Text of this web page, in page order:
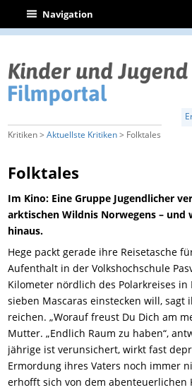
| Navigation
Kritiken >Aktuellste Kritiken> Folktales
Folktales
Im Kino: Eine Gruppe Jugendlicher
arktischen Wildnis Norwegens – und
hinaus.
Hege packt gerade ihre Reisetasche
Aufenthalt in der Volkshochschule
Kilometer nördlich des Polarkreises in
sieben Mascaras einstecken will, sagt
reichen. „Worauf freust Du Dich am
Mutter. „Endlich Raum zu haben“,
jährige ist verunsichert, wirkt fast
Ermordung ihres Vaters noch immer
erhofft sich von dem abenteuerlichen